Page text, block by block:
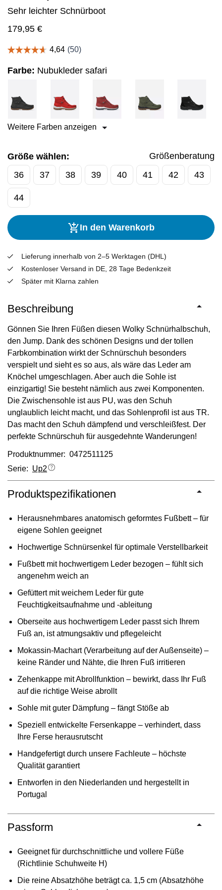
Sehr leichter Schnürboot
179,95 €
Farbe: Nubukleder safari
Weitere Farben anzeigen
Größe wählen:
Größenberatung
36
37 38 39 40 41 42 43
44
In den Warenkorb
Lieferung innerhalb von 2–5 Werktagen (DHL)
Kostenloser Versand in DE, 28 Tage Bedenkzeit
Später mit Klarna zahlen
Beschreibung
Gönnen Sie Ihren Füßen diesen Wolky Schnürhalbschuh,
den Jump. Dank des schönen Designs und der tollen
Farbkombination wirkt der Schnürschuh besonders
verspielt und sieht es so aus, als wäre das Leder am
Knöchel umgeschlagen. Aber auch die Sohle ist
einzigartig! Sie besteht nämlich aus zwei Komponenten.
Die Zwischensohle ist aus PU, was den Schuh
unglaublich leicht macht, und das Sohlenprofil ist aus TR.
Das macht den Schuh dämpfend und verschleißfest. Der
perfekte Schnürschuh für ausgedehnte Wanderungen!
Produktnummer: 0472511125
Serie: Up2
Produktspezifikationen
Herausnehmbares anatomisch geformtes Fußbett – für
eigene Sohlen geeignet
Hochwertige Schnürsenkel für optimale Verstellbarkeit
Fußbett mit hochwertigem Leder bezogen – fühlt sich
angenehm weich an
Gefüttert mit weichem Leder für gute
Feuchtigkeitsaufnahme und -ableitung
Oberseite aus hochwertigem Leder passt sich Ihrem
Fuß an, ist atmungsaktiv und pflegeleicht
Mokassin-Machart (Verarbeitung auf der Außenseite) –
keine Ränder und Nähte, die Ihren Fuß irritieren
Zehenkappe mit Abrollfunktion – bewirkt, dass Ihr Fuß
auf die richtige Weise abrollt
Sohle mit guter Dämpfung – fängt Stöße ab
Speziell entwickelte Fersenkappe – verhindert, dass
Ihre Ferse herausrutscht
Handgefertigt durch unsere Fachleute – höchste
Qualität garantiert
Entworfen in den Niederlanden und hergestellt in
Portugal
Passform
Geeignet für durchschnittliche und vollere Füße
(Richtlinie Schuhweite H)
Die reine Absatzhöhe beträgt ca. 1,5 cm (Absatzhöhe